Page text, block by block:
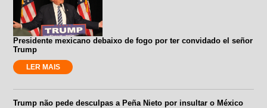
Presidente mexicano debaixo de fogo por ter convidado el señor
Trump
LER MAIS
Trump não pede desculpas a Peña Nieto por insultar o México